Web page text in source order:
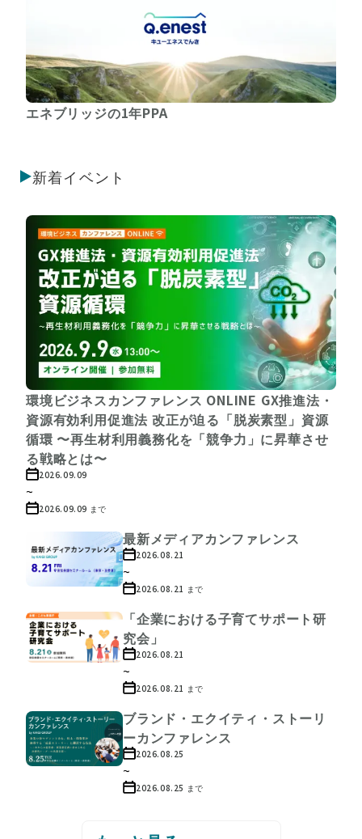
エネブリッジの1年PPA
新着イベント
環境ビジネスカンファレンス ONLINE GX推進法・
資源有効利用促進法 改正が迫る「脱炭素型」資源
循環 〜再生材利用義務化を「競争力」に昇華させ
る戦略とは〜
2026.09.09
~
2026.09.09 まで
最新メディアカンファレンス
2026.08.21
~
2026.08.21 まで
「企業における子育てサポート研
究会」
2026.08.21
~
2026.08.21 まで
ブランド・エクイティ・ストーリ
ーカンファレンス
2026.08.25
~
2026.08.25 まで